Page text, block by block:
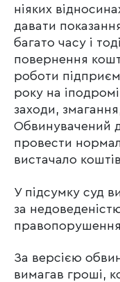
ніяких
давати
багато часу і
повернення
роботи
року на
заходи,
Обвинувачений
провести
вистачало
У підсумку суд
за
За версією
вимагав гроші,